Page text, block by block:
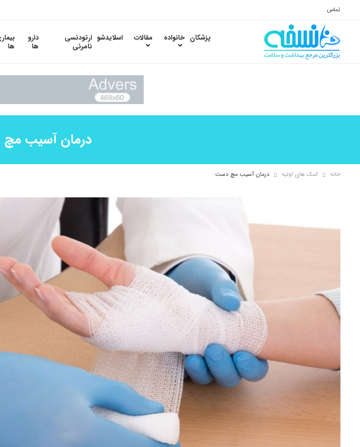
تماس
پزشکان خانواده مقالات اسلایدشو ارتودنسی
نامرئی
دارو
ها
ها
درمان آسیب
خانه کمک های اولیه درمان آسیب مچ دست